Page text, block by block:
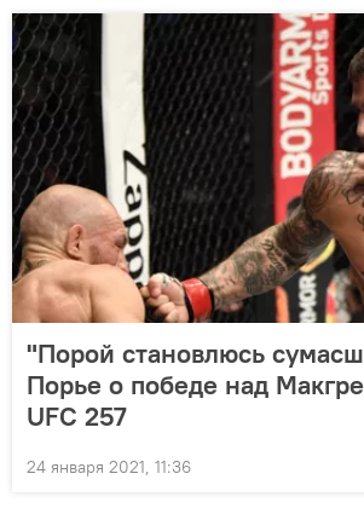
"Порой становлюсь
Порье о победе над
UFC 257
24 января 2021, 11:36